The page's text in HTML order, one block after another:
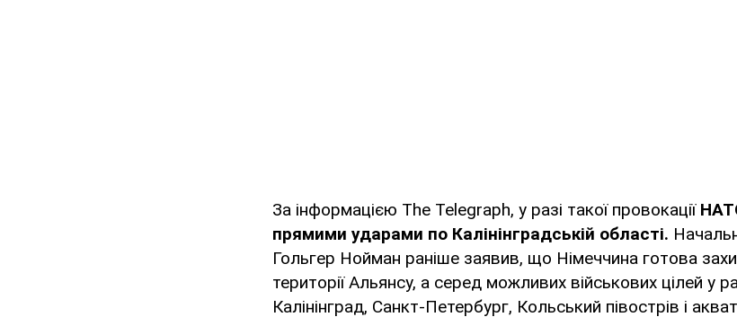
За інформацією The Telegraph, у разі такої провокації
прямими ударами по Калінінградській області.
Гольгер Нойман раніше заявив, що Німеччина готова
території Альянсу, а серед можливих військових цілей у
Калінінград, Санкт-Петербург, Кольський півострів і